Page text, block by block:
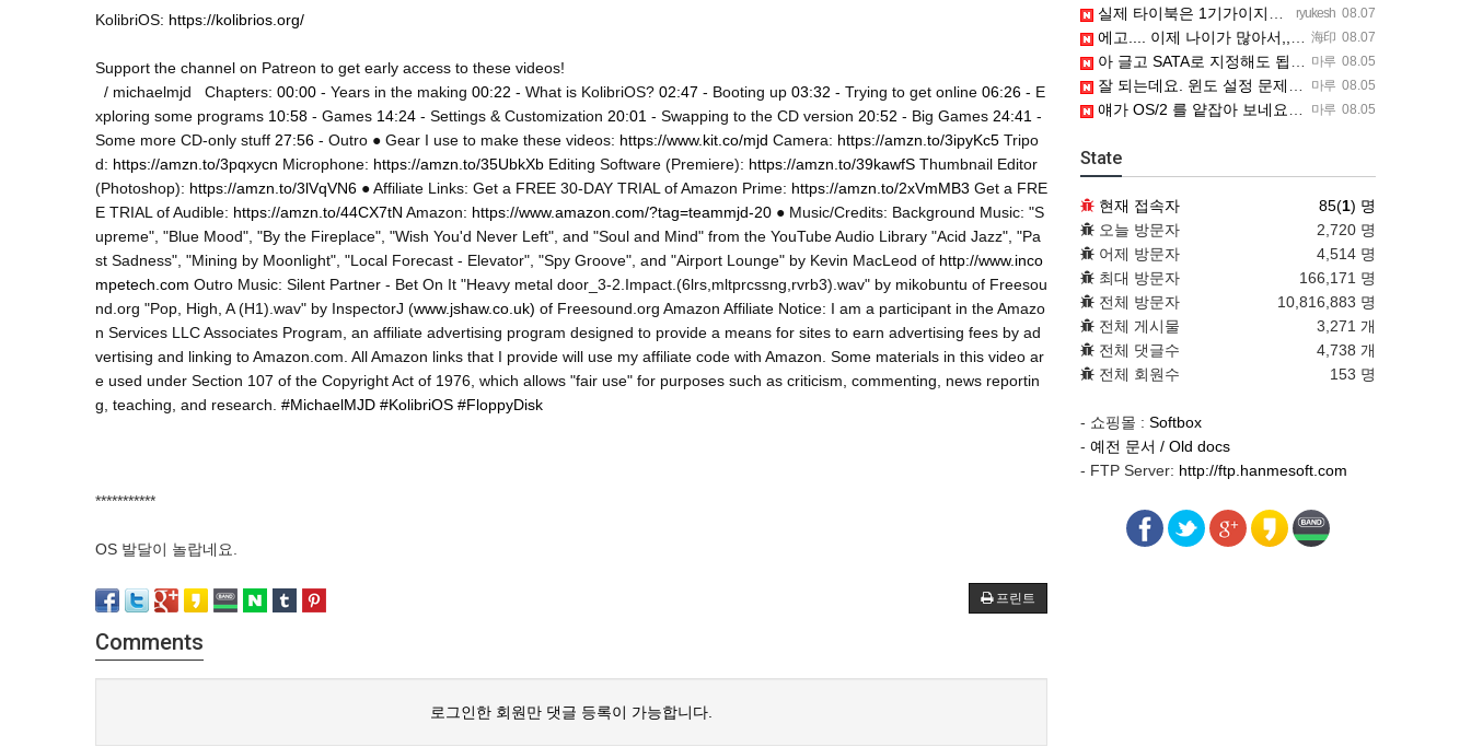
KolibriOS: https://kolibrios.org/
/ michaelmjd
Chapters: 00:00 - Years in the making 00:22 - What is KolibriOS? 02:47 - Booting up 03:32 - Trying to get online 06:26 - E
xploring some programs 10:58 - Games 14:24 - Settings & Customization 20:01 - Swapping to the CD version 20:52 - Big Games 24:41 -
Some more CD-only stuff 27:56 - Outro ● Gear I use to make these videos: https://www.kit.co/mjd Camera: https://amzn.to/3ipyKc5 Tripo
d: https://amzn.to/3pqxycn Microphone: https://amzn.to/35UbkXb Editing Software (Premiere): https://amzn.to/39kawfS Thumbnail Editor
(Photoshop): https://amzn.to/3lVqVN6 ● Affiliate Links: Get a FREE 30-DAY TRIAL of Amazon Prime: https://amzn.to/2xVmMB3 Get a FRE
E TRIAL of Audible: https://amzn.to/44CX7tN Amazon: https://www.amazon.com/?tag=teammjd-20 ● Music/Credits: Background Music: "S
upreme", "Blue Mood", "By the Fireplace", "Wish You'd Never Left", and "Soul and Mind" from the YouTube Audio Library "Acid Jazz", "Pa
st Sadness", "Mining by Moonlight", "Local Forecast - Elevator", "Spy Groove", and "Airport Lounge" by Kevin MacLeod of http://www.inco
mpetech.com Outro Music: Silent Partner - Bet On It "Heavy metal door_3-2.Impact.(6lrs,mltprcssng,rvrb3).wav" by mikobuntu of Freesou
nd.org "Pop, High, A (H1).wav" by InspectorJ (www.jshaw.co.uk) of Freesound.org Amazon Affiliate Notice: I am a participant in the Amazo
n Services LLC Associates Program, an affiliate advertising program designed to provide a means for sites to earn advertising fees by ad
vertising and linking to Amazon.com. All Amazon links that I provide will use my affiliate code with Amazon. Some materials in this video ar
e used under Section 107 of the Copyright Act of 1976, which allows "fair use" for purposes such as criticism, commenting, news reportin
g, teaching, and research. #MichaelMJD #KolibriOS #FloppyDisk
***********
OS 발달이 놀랍네요.
프린트
Comments
로그인한 회원만 댓글 등록이 가능합니다.
ryukesh 08.07
실제 타이북은 1기가이지만 UTM 설정에선 768mb 입니다. 1기가나 그 보다 넘게 설정하면 UTM 에뮬레…
海印 08.07
에고.... 이제 나이가 많아서,,, 이런 가상pc에 설치해보는 것도 귀찮군요.. ㅎㅎ 날씨도 덥고.....…
마루 08.05
아 글고 SATA로 지정해도 됩니다. 저 글 진짜 이상하네요. 옛날꺼 퍼와서 그런거 같은데요.
마루 08.05
잘 되는데요. 윈도 설정 문제신거 같은데. 크롬 브라우저나 파폭으로 해 보세요
마루 08.05
얘가 OS/2 를 얕잡아 보네요 ㅎㅎ
State
현재 접속자 85(1) 명
오늘 방문자
2,720 명
어제 방문자
4,514 명
최대 방문자
166,171 명
전체 방문자
10,816,883 명
전체 게시물
3,271 개
전체 댓글수
4,738 개
전체 회원수
153 명
- 쇼핑몰 : Softbox
- 예전 문서 / Old docs
- FTP Server: http://ftp.hanmesoft.com